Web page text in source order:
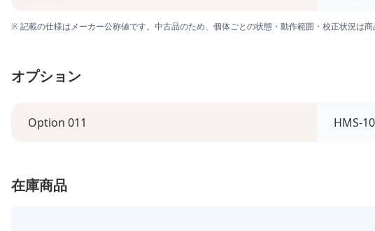
※ 記載の仕様はメーカー公称値です。中古品のため、個体ごとの状態・動作範囲・校正状況は
オプション
Option 011 HMS-
在庫商品